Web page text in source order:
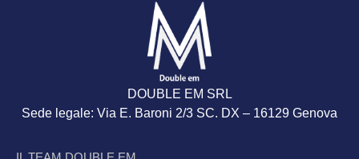
DOUBLE EM SRL
Sede legale: Via E. Baroni 2/3 SC. DX – 16129 Genova